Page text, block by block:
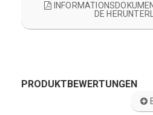
DE
PRODUKTBEWERTUNGEN